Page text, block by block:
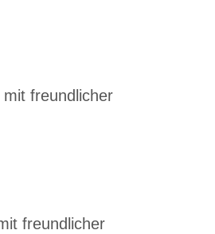
freundlicher
freundlicher